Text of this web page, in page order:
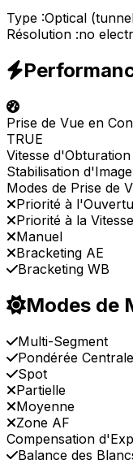
Type :Optical
Résolution :no
Prise de Vue en
TRUE
Vitesse d'Obturation
Stabilisation
Modes de Prise de
Priorité à
Priorité à la Vitesse
Manuel
Bracketing AE
Bracketing WB
Modes de
Multi-Segment
Pondérée Centrale
Spot
Partielle
Moyenne
Zone AF
Compensation
Balance des